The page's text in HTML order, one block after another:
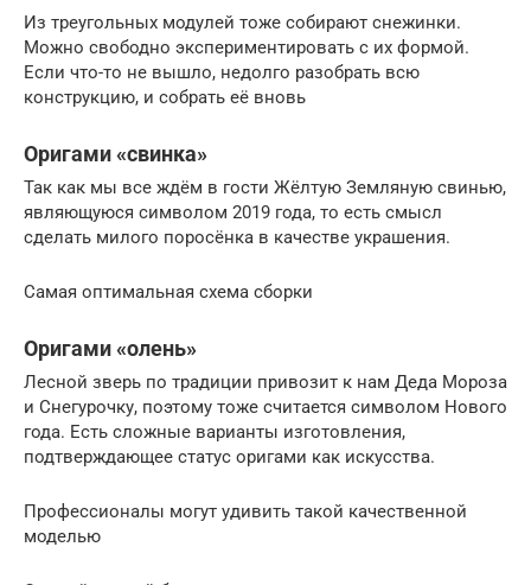
Из треугольных модулей тоже собирают снежинки.
Можно свободно экспериментировать с их формой.
Если что-то не вышло, недолго разобрать всю
конструкцию, и собрать её вновь
Оригами «свинка»
Так как мы все ждём в гости Жёлтую Земляную свинью,
являющуюся символом 2019 года, то есть смысл
сделать милого поросёнка в качестве украшения.
Самая оптимальная схема сборки
Оригами «олень»
Лесной зверь по традиции привозит к нам Деда Мороза
и Снегурочку, поэтому тоже считается символом Нового
года. Есть сложные варианты изготовления,
подтверждающее статус оригами как искусства.
Профессионалы могут удивить такой качественной
моделью